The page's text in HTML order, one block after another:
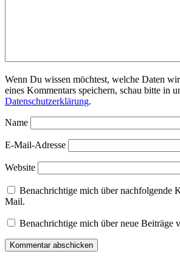
Wenn Du wissen möchtest, welche Daten
eines Kommentars speichern, schau bitte in
Datenschutzerklärung.
Name
E-Mail-Adresse
Website
Benachrichtige mich über nachfolgende
Mail.
Benachrichtige mich über neue Beiträge